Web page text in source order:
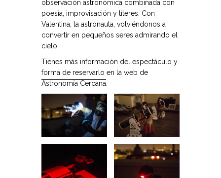
observación astronómica combinada con
poesía, improvisación y títeres. Con
Valentina, la astronauta, volviéndonos a
convertir en pequeños seres admirando el
cielo.
Tienes más información del espectáculo y
forma de reservarlo en la web de
Astronomía Cercana